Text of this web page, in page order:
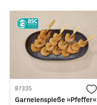
87335
Garnelenspieße »Pfeffer«